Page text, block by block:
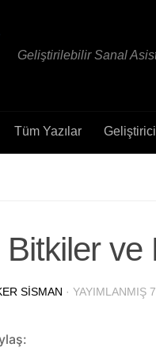
Geliştirilebilir Sanal
Tüm Yazılar
Bitkiler
SISMAN · YAYIMLANMIŞ